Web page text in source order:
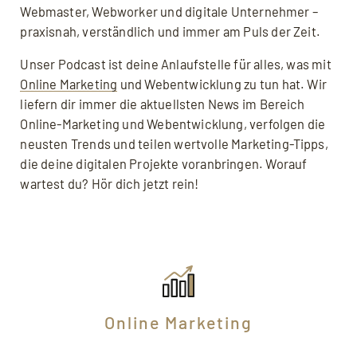
Webmaster, Webworker und digitale Unternehmer –
praxisnah, verständlich und immer am Puls der Zeit.
Unser Podcast ist deine Anlaufstelle für alles, was mit
Online Marketing und Webentwicklung zu tun hat. Wir
liefern dir immer die aktuellsten News im Bereich
Online-Marketing und Webentwicklung, verfolgen die
neusten Trends und teilen wertvolle Marketing-Tipps,
die deine digitalen Projekte voranbringen. Worauf
wartest du? Hör dich jetzt rein!
Online Marketing